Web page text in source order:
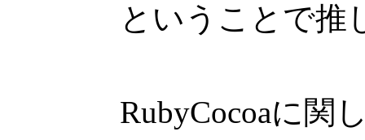
ということで推
RubyCocoaに関